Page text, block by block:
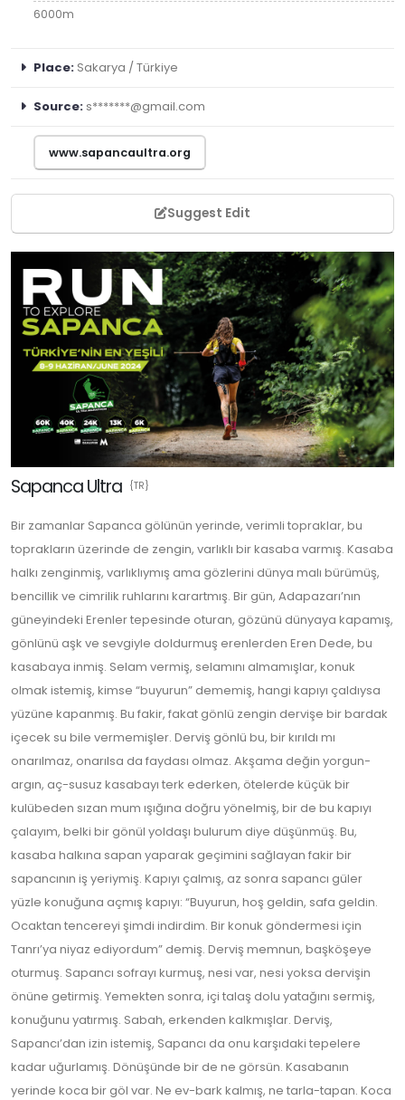
6000m
Place: Sakarya / Türkiye
Source: s*******@gmail.com
www.sapancaultra.org
Suggest Edit
Sapanca Ultra {TR}
Bir zamanlar Sapanca gölünün yerinde, verimli topraklar, bu
toprakların üzerinde de zengin, varlıklı bir kasaba varmış. Kasaba
halkı zenginmiş, varlıklıymış ama gözlerini dünya malı bürümüş,
bencillik ve cimrilik ruhlarını karartmış. Bir gün, Adapazarı’nın
güneyindeki Erenler tepesinde oturan, gözünü dünyaya kapamış,
gönlünü aşk ve sevgiyle doldurmuş erenlerden Eren Dede, bu
kasabaya inmiş. Selam vermiş, selamını almamışlar, konuk
olmak istemiş, kimse “buyurun” dememiş, hangi kapıyı çaldıysa
yüzüne kapanmış. Bu fakir, fakat gönlü zengin dervişe bir bardak
içecek su bile vermemişler. Derviş gönlü bu, bir kırıldı mı
onarılmaz, onarılsa da faydası olmaz. Akşama değin yorgun-
argın, aç-susuz kasabayı terk ederken, ötelerde küçük bir
kulübeden sızan mum ışığına doğru yönelmiş, bir de bu kapıyı
çalayım, belki bir gönül yoldaşı bulurum diye düşünmüş. Bu,
kasaba halkına sapan yaparak geçimini sağlayan fakir bir
sapancının iş yeriymiş. Kapıyı çalmış, az sonra sapancı güler
yüzle konuğuna açmış kapıyı: “Buyurun, hoş geldin, safa geldin.
Ocaktan tencereyi şimdi indirdim. Bir konuk göndermesi için
Tanrı’ya niyaz ediyordum” demiş. Derviş memnun, başköşeye
oturmuş. Sapancı sofrayı kurmuş, nesi var, nesi yoksa dervişin
önüne getirmiş. Yemekten sonra, içi talaş dolu yatağını sermiş,
konuğunu yatırmış. Sabah, erkenden kalkmışlar. Derviş,
Sapancı’dan izin istemiş, Sapancı da onu karşıdaki tepelere
kadar uğurlamış. Dönüşünde bir de ne görsün. Kasabanın
yerinde koca bir göl var. Ne ev-bark kalmış, ne tarla-tapan. Koca